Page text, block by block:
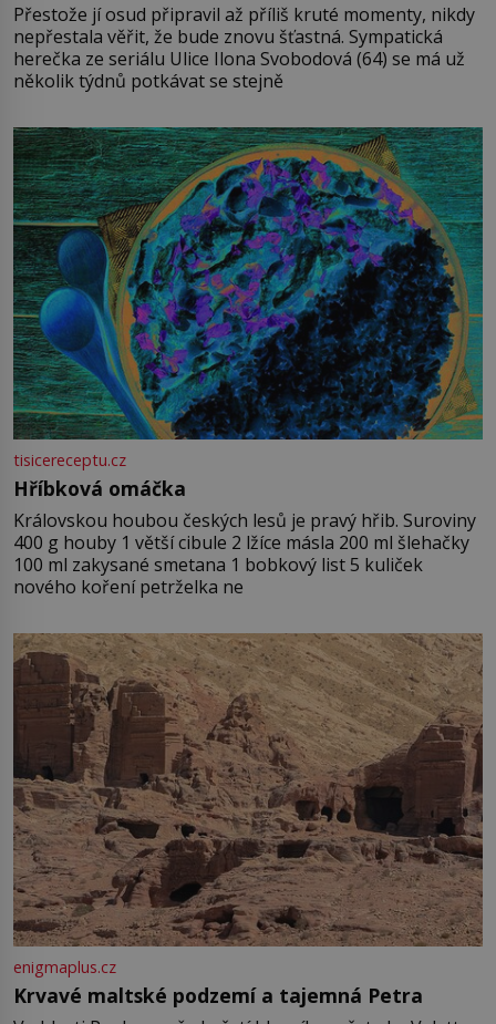
Přestože jí osud připravil až příliš kruté momenty, nikdy
nepřestala věřit, že bude znovu šťastná. Sympatická
herečka ze seriálu Ulice Ilona Svobodová (64) se má už
několik týdnů potkávat se stejně
tisicereceptu.cz
Hříbková omáčka
Královskou houbou českých lesů je pravý hřib. Suroviny
400 g houby 1 větší cibule 2 lžíce másla 200 ml šlehačky
100 ml zakysané smetana 1 bobkový list 5 kuliček
nového koření petrželka ne
enigmaplus.cz
Krvavé maltské podzemí a tajemná Petra